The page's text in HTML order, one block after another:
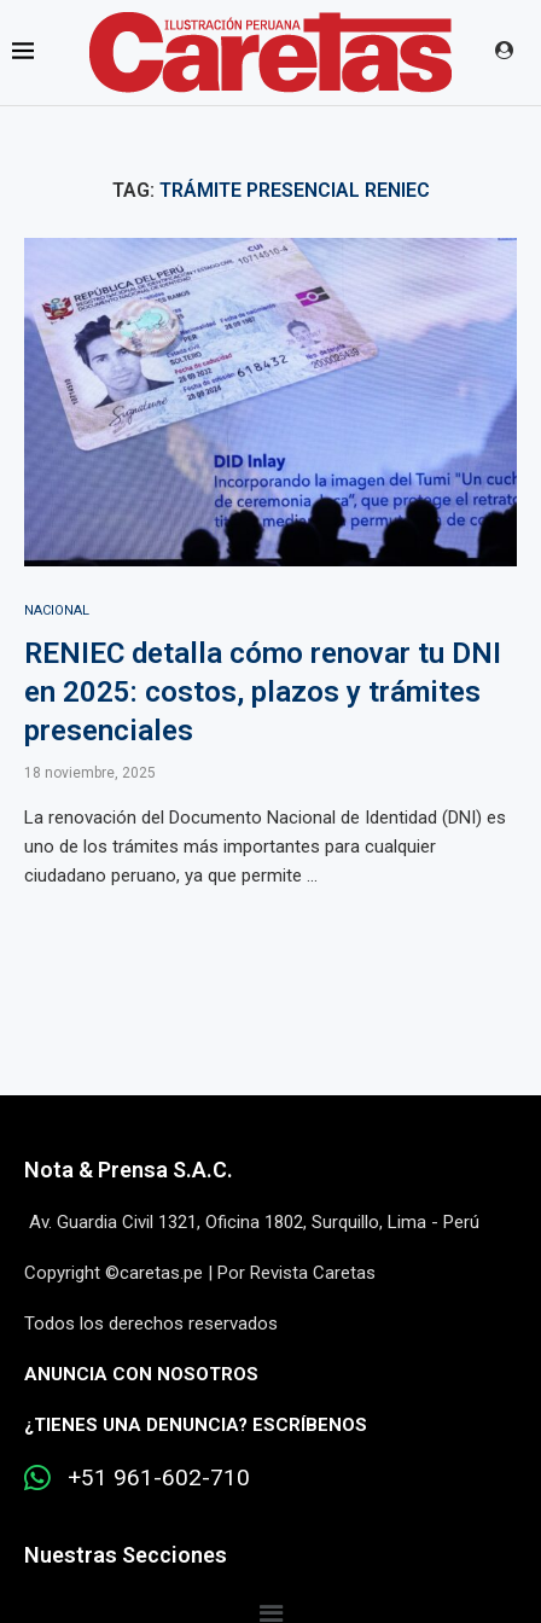
TAG: TRÁMITE PRESENCIAL RENIEC
NACIONAL
RENIEC detalla cómo renovar tu DNI
en 2025: costos, plazos y trámites
presenciales
18 noviembre, 2025
La renovación del Documento Nacional de Identidad (DNI) es
uno de los trámites más importantes para cualquier
ciudadano peruano, ya que permite ...
Nota & Prensa S.A.C.
Av. Guardia Civil 1321, Oficina 1802, Surquillo, Lima - Perú
Copyright ©caretas.pe | Por Revista Caretas
Todos los derechos reservados
ANUNCIA CON NOSOTROS
¿TIENES UNA DENUNCIA? ESCRÍBENOS
+51 961-602-710
Nuestras Secciones